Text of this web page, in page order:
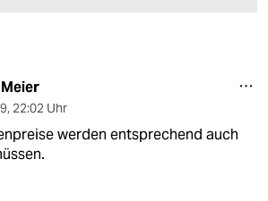
, 22:02 Uhr
werden entsprechend auch